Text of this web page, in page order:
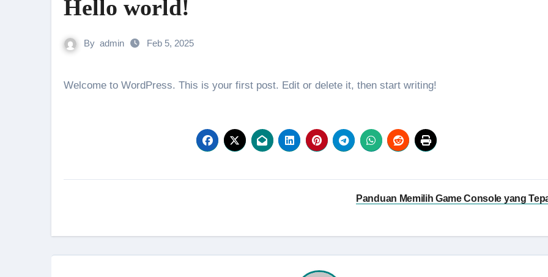
Hello world!
By admin Feb 5, 2025
Welcome to WordPress. This is your first post. Edit or delete it, then start writing!
Panduan Memilih Game Console yang